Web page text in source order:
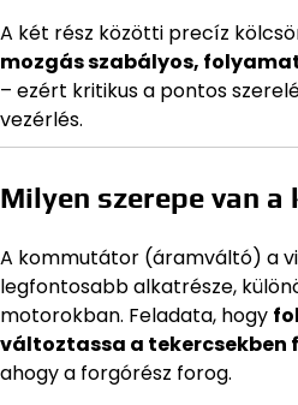
A két rész közötti precíz
mozgás szabályos,
– ezért kritikus a pontos
vezérlés.
Milyen szerepe van
A kommutátor (áramváltó) a
legfontosabb alkatrésze,
motorokban. Feladata, hogy
változtassa a tekercsekben
ahogy a forgórész forog.